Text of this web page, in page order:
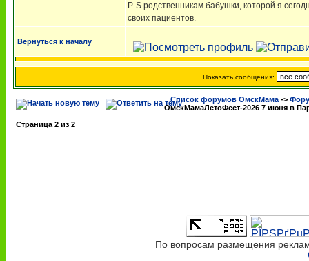
P. S родственникам бабушки, которой я
своих пациентов.
Вернуться к началу
Показать сообщения:
Список форумов ОмскМама ->
ОмскМамаЛетоФест-2026 7 июня в
Страница 2 из 2
По вопросам размещения